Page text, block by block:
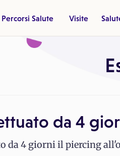
Percorsi Salute Visite
da 4
da 4 giorni il piercing